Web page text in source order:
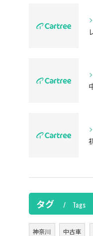
タグ Tags
神奈川 中古車